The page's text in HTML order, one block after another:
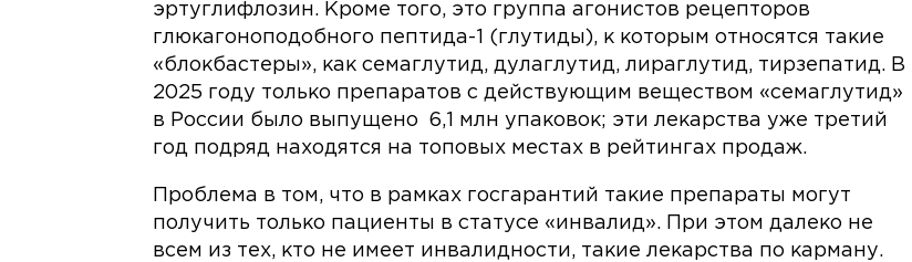
эртуглифлозин. Кроме того, это группа агонистов рецепторов
глюкагоноподобного пептида-1 (глутиды), к которым относятся такие
«блокбастеры», как семаглутид, дулаглутид, лираглутид, тирзепатид. В
2025 году только препаратов с действующим веществом «семаглутид»
в России было выпущено 6,1 млн упаковок; эти лекарства уже третий
год подряд находятся на топовых местах в рейтингах продаж.
Проблема в том, что в рамках госгарантий такие препараты могут
получить только пациенты в статусе «инвалид». При этом далеко не
всем из тех, кто не имеет инвалидности, такие лекарства по карману.